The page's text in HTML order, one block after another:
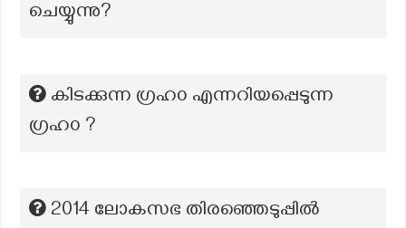
ചെയ്യുന്നു?
കിടക്കുന്ന ഗ്രഹ൦ എന്നറിയപ്പെടുന്ന
ഗ്രഹ൦ ?
2014 ലോകസഭ തിരഞ്ഞെടുപ്പിൽ